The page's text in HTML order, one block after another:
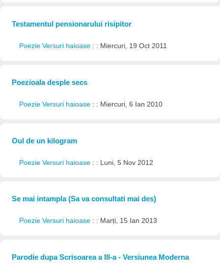
Testamentul pensionarului risipitor
Poezie Versuri haioase : : Miercuri, 19 Oct 2011
Poezioala desple secs
Poezie Versuri haioase : : Miercuri, 6 Ian 2010
Oul de un kilogram
Poezie Versuri haioase : : Luni, 5 Nov 2012
Se mai intampla (Sa va consultati mai des)
Poezie Versuri haioase : : Marți, 15 Ian 2013
Parodie dupa Scrisoarea a III-a - Versiunea Moderna